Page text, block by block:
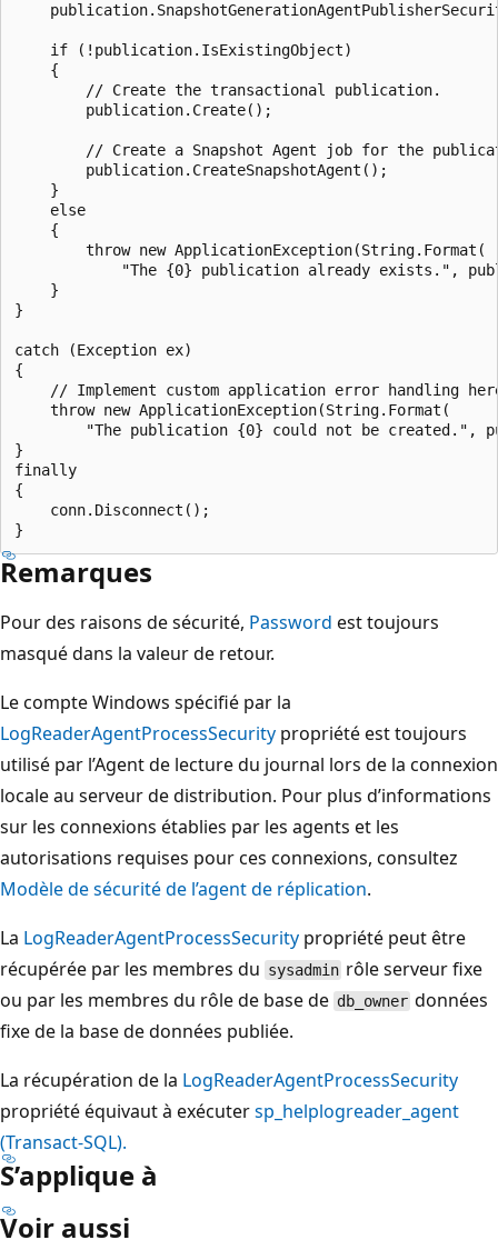
    if (!publication.IsExistingObject)
    {
        // Create the transactional publication.
        publication.Create();
// Create a Snapshot Agent job for the
        publication.CreateSnapshotAgent();
    }
    else
    {
        throw new ApplicationException(String.Format(
"The {0} publication already exists.",
    }
}
catch (Exception ex)
{
// Implement custom application error handling
    throw new ApplicationException(String.Format(
"The publication {0} could not be created.",
}
finally
{
    conn.Disconnect();
Remarques
Pour des raisons de sécurité, Password est toujours
masqué dans la valeur de retour.
Le compte Windows spécifié par la
LogReaderAgentProcessSecurity propriété est toujours
utilisé par l’Agent de lecture du journal lors de la connexion
locale au serveur de distribution. Pour plus d’informations
sur les connexions établies par les agents et les
autorisations requises pour ces connexions, consultez
Modèle de sécurité de l’agent de réplication.
La LogReaderAgentProcessSecurity propriété peut être
récupérée par les membres du sysadmin rôle serveur fixe
ou par les membres du rôle de base de db_owner données
fixe de la base de données publiée.
La récupération de la LogReaderAgentProcessSecurity
propriété équivaut à exécutersp_helplogreader_agent
(Transact-SQL).
S’applique à
Voir aussi